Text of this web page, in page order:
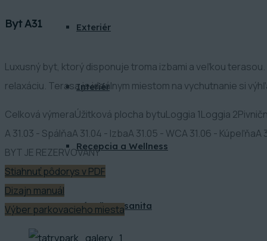
Exteriér
Interiér
Recepcia a Wellness
Kúpeľne a sanita
Byt A31
Luxusný byt, ktorý disponuje troma izbami a veľkou
relaxáciu. Terasa je ideálnym miestom na vychutnanie si
Celková výmeraÚžitková plocha bytuLoggia 1Loggia 2
A 31.03 - SpálňaA 31.04 - IzbaA 31.05 - WCA 31.06 - KúpeľňaA
BYT JE REZERVOVANÝ
Stiahnuť pôdorys v PDF
Dizajn manuál
Výber parkovacieho miesta